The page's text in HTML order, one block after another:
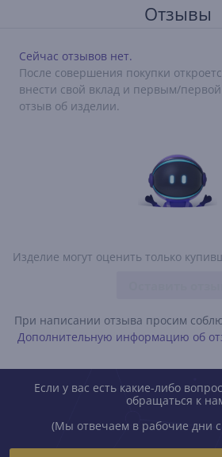
Отзывы
Изделие могут оценить только
При написании отзыва просим
Дополнительную информацию об
Сейчас отзывов нет.
После совершения покупки
внести свой вклад и первым/первой
отзыв об изделии.
Если у вас есть какие-либо
обращаться к
(Мы отвечаем в рабочие дни с